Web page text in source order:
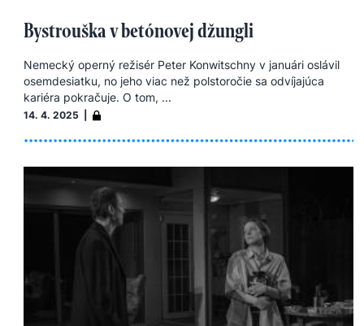
Bystrouška v betónovej džungli
Nemecký operný režisér Peter Konwitschny v januári oslávil
osemdesiatku, no jeho viac než polstoročie sa odvíjajúca
kariéra pokračuje. O tom, ...
14. 4. 2025 |